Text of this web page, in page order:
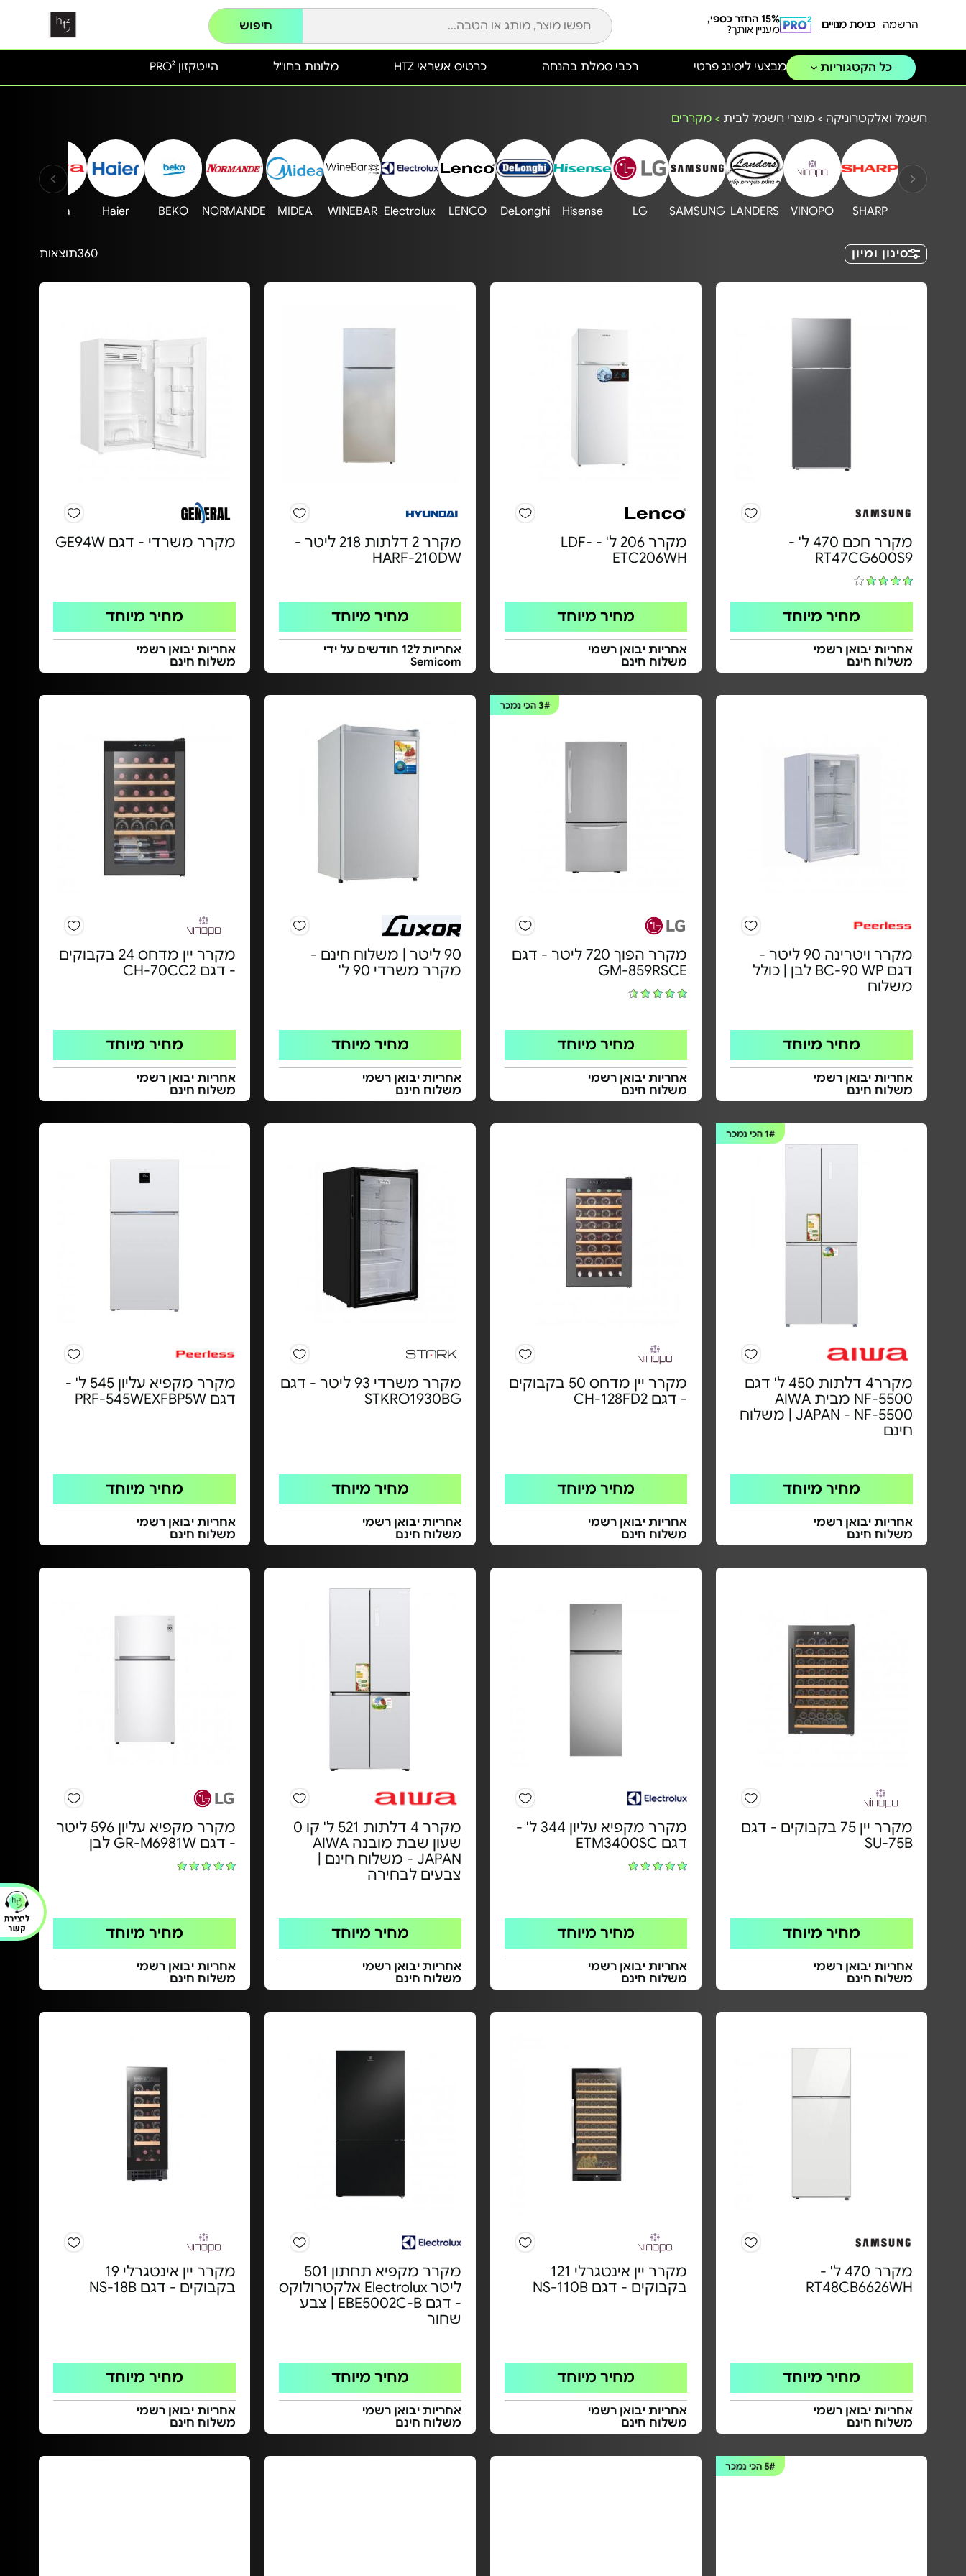
הרשמה כניסת מנויים
15% החזר כספי,
מעניין אותך?
חיפוש
כל הקטגוריות הייטקזון PRO² מלונות בחו"ל כרטיס אשראי HTZ מבצעי ליסינג פרטי רכבי סמלת בהנחה
חשמל ואלקטרוניקה > מוצרי חשמל לבית > מקררים
SHARP
VINOPO
LANDERS
SAMSUNG
LG
Hisense
DeLonghi
LENCO
Electrolux
WINEBAR
MIDEA
NORMANDE
BEKO
Haier
aiwa
סינון ומיון 360תוצאות
מקרר חכם 470 ל' -
RT47CG600S9
מחיר מיוחד
אחריות יבואן רשמי
משלוח חינם
מקרר 206 ל' - LDF-
ETC206WH
מחיר מיוחד
אחריות יבואן רשמי
משלוח חינם
מקרר 2 דלתות 218 ליטר -
HARF-210DW
מחיר מיוחד
אחריות ל12 חודשים על ידי
Semicom
מקרר משרדי - דגם GE94W
מחיר מיוחד
אחריות יבואן רשמי
משלוח חינם
מקרר ויטרינה 90 ליטר -
דגם BC-90 WP לבן | כולל
משלוח
מחיר מיוחד
אחריות יבואן רשמי
משלוח חינם
3#הכי נמכר
מקרר הפוך 720 ליטר - דגם
GM-859RSCE
מחיר מיוחד
אחריות יבואן רשמי
משלוח חינם
90 ליטר | משלוח חינם -
מקרר משרדי 90 ל'
מחיר מיוחד
אחריות יבואן רשמי
משלוח חינם
מקרר יין מדחס 24 בקבוקים
- דגם CH-70CC2
מחיר מיוחד
אחריות יבואן רשמי
משלוח חינם
1#הכי נמכר
מקרר4 דלתות 450 ל' דגם
NF-5500 מבית AIWA
JAPAN - NF-5500 | משלוח
חינם
מחיר מיוחד
אחריות יבואן רשמי
משלוח חינם
מקרר יין מדחס 50 בקבוקים
- דגם CH-128FD2
מחיר מיוחד
אחריות יבואן רשמי
משלוח חינם
מקרר משרדי 93 ליטר - דגם
STKRO1930BG
מחיר מיוחד
אחריות יבואן רשמי
משלוח חינם
מקרר מקפיא עליון 545 ל' -
דגם PRF-545WEXFBP5W
מחיר מיוחד
אחריות יבואן רשמי
משלוח חינם
מקרר יין 75 בקבוקים - דגם
SU-75B
מחיר מיוחד
אחריות יבואן רשמי
משלוח חינם
מקרר מקפיא עליון 344 ל' -
דגם ETM3400SC
מחיר מיוחד
אחריות יבואן רשמי
משלוח חינם
מקרר 4 דלתות 521 ל' קו 0
שעון שבת מובנה AIWA
JAPAN - משלוח חינם |
צבעים לבחירה
מחיר מיוחד
אחריות יבואן רשמי
משלוח חינם
מקרר מקפיא עליון 596 ליטר
- דגם GR-M6981W לבן
מחיר מיוחד
אחריות יבואן רשמי
משלוח חינם
מקרר 470 ל' -
RT48CB6626WH
מחיר מיוחד
אחריות יבואן רשמי
משלוח חינם
מקרר יין אינטגרלי 121
בקבוקים - דגם NS-110B
מחיר מיוחד
אחריות יבואן רשמי
משלוח חינם
מקרר מקפיא תחתון 501
ליטר Electrolux אלקטרולוקס
- דגם EBE5002C-B | צבע
שחור
מחיר מיוחד
אחריות יבואן רשמי
משלוח חינם
מקרר יין אינטגרלי 19
בקבוקים - דגם NS-18B
מחיר מיוחד
אחריות יבואן רשמי
משלוח חינם
5# הכי נמכר